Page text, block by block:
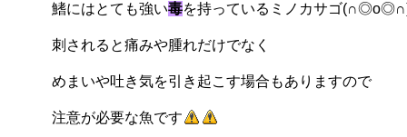
鰭にはとても強い毒を持っているミノカサゴ
刺されると痛みや腫れだけでなく
めまいや吐き気を引き起こす場合もありますので
注意が必要な魚です